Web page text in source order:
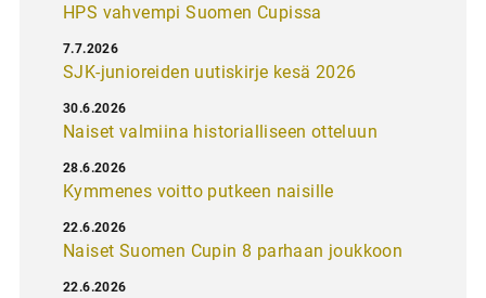
HPS vahvempi Suomen Cupissa
SJK-junioreiden uutiskirje kesä 2026
7.7.2026
Naiset valmiina historialliseen otteluun
30.6.2026
Kymmenes voitto putkeen naisille
28.6.2026
Naiset Suomen Cupin 8 parhaan joukkoon
22.6.2026
22.6.2026